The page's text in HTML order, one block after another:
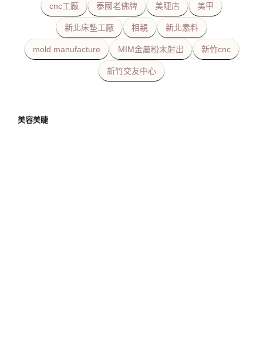
cnc工廠 泰國老佛牌 美睫店 美甲
新北床墊工廠 相親 新北素料
mold manufacture MIM金屬粉末射出 新竹cnc
新竹交友中心
美容美睫